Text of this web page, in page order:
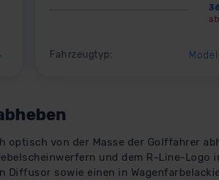
ab
Fahrzeugtyp:
von der Masse der Golffahrer
und dem R-Line-Logo
sowie einen in